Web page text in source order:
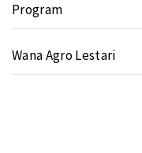
Program
Wana Agro Lestari